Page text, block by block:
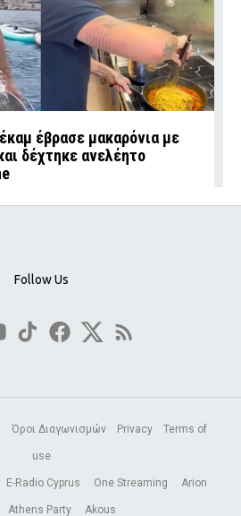
έβρασε μακαρόνια με
δέχτηκε ανελέητο
Follow Us
Όροι Διαγωνισμών Privacy Terms of
use
E-Radio Cyprus One Streaming Arion
Athens Party Akous